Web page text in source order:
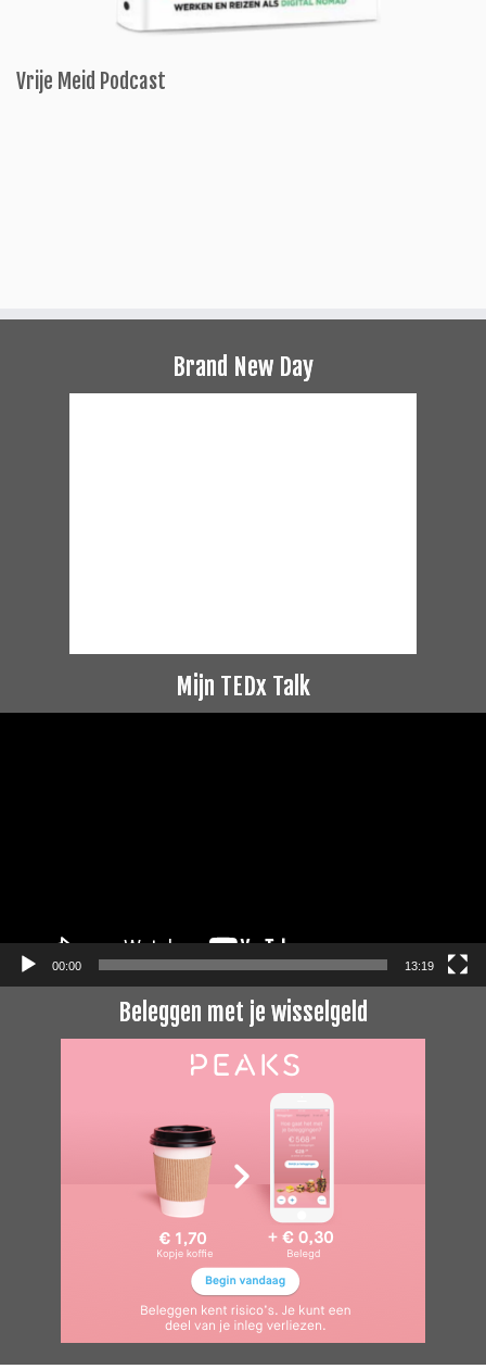
Vrije Meid Podcast
Brand New Day
Mijn TEDx Talk
00:00 13:19
Beleggen met je wisselgeld